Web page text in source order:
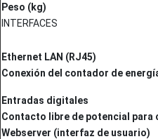
Peso (kg)
INTERFACES
Ethernet LAN (RJ45)
Conexión del contador de
Entradas digitales
Contacto libre de potencial
Webserver (interfaz de usuario)